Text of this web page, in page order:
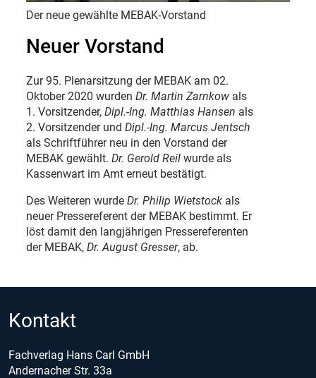
Neuer Vorstand
Zur 95. Plenarsitzung der MEBAK am 02.
Oktober 2020 wurden Dr. Martin Zarnkow als
1. Vorsitzender, Dipl.-Ing. Matthias Hansen als
2. Vorsitzender und Dipl.-Ing. Marcus Jentsch
als Schriftführer neu in den Vorstand der
MEBAK gewählt. Dr. Gerold Reil wurde als
Kassenwart im Amt erneut bestätigt.
Des Weiteren wurde Dr. Philip Wietstock als
neuer Pressereferent der MEBAK bestimmt. Er
löst damit den langjährigen Pressereferenten
der MEBAK, Dr. August Gresser, ab.
Der neue gewählte MEBAK-Vorstand
Kontakt
Fachverlag Hans Carl GmbH
Andernacher Str. 33a